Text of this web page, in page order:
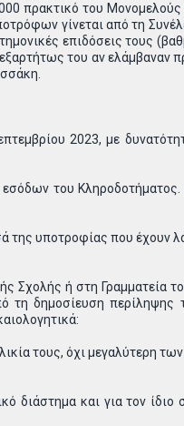
πρακτικό του
γίνεται από τη
επιδόσεις τους
του αν ελάμβαναν
2023, με
του
της υποτροφίας που έχουν
Σχολής ή στη Γραμματεία
τη δημοσίευση περίληψης
τους, όχι μεγαλύτερη
διάστημα και για τον ίδιο